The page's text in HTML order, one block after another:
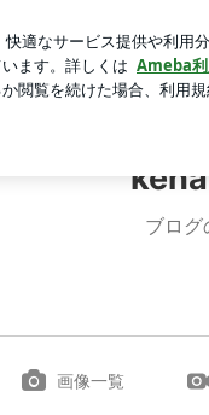
カオニブ
ブログ
画像一覧